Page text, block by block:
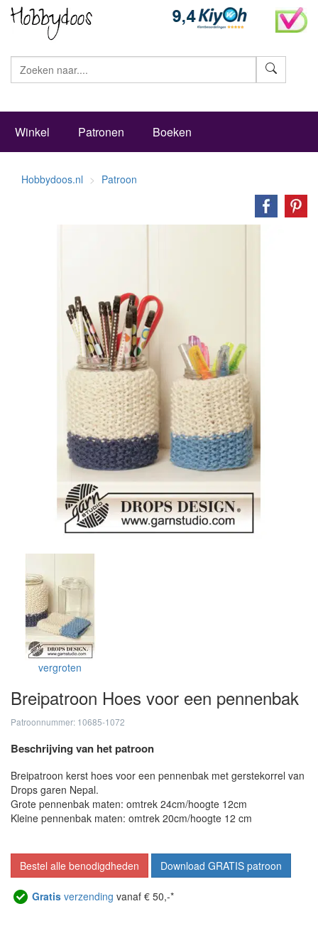
Winkel Patronen Boeken
Hobbydoos.nl Patroon
vergroten
Breipatroon Hoes voor een pennenbak
Patroonnummer: 10685-1072
Beschrijving van het patroon
Breipatroon kerst hoes voor een pennenbak met gerstekorrel van
Drops garen Nepal.
Grote pennenbak maten: omtrek 24cm/hoogte 12cm
Kleine pennenbak maten: omtrek 20cm/hoogte 12 cm
Bestel alle benodigdheden Download GRATIS patroon
Gratis verzending vanaf € 50,-*